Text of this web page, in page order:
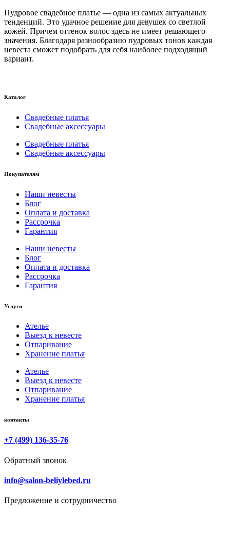
Пудровое свадебное платье — одна из самых актуальных
тенденций. Это удачное решение для девушек со светлой
кожей. Причем оттенок волос здесь не имеет решающего
значения. Благодаря разнообразию пудровых тонов каждая
невеста сможет подобрать для себя наиболее подходящий
вариант.
Каталог
Свадебные платья
Свадебные аксессуары
Свадебные платья
Свадебные аксессуары
Покупателям
Наши невесты
Блог
Оплата и доставка
Рассрочка
Гарантия
Наши невесты
Блог
Оплата и доставка
Рассрочка
Гарантия
Услуги
Ателье
Выезд к невесте
Отпаривание
Хранение платья
Ателье
Выезд к невесте
Отпаривание
Хранение платья
контакты
+7 (499) 136-35-76
Обратный звонок
info@salon-beliylebed.ru
Предложение и сотрудничество